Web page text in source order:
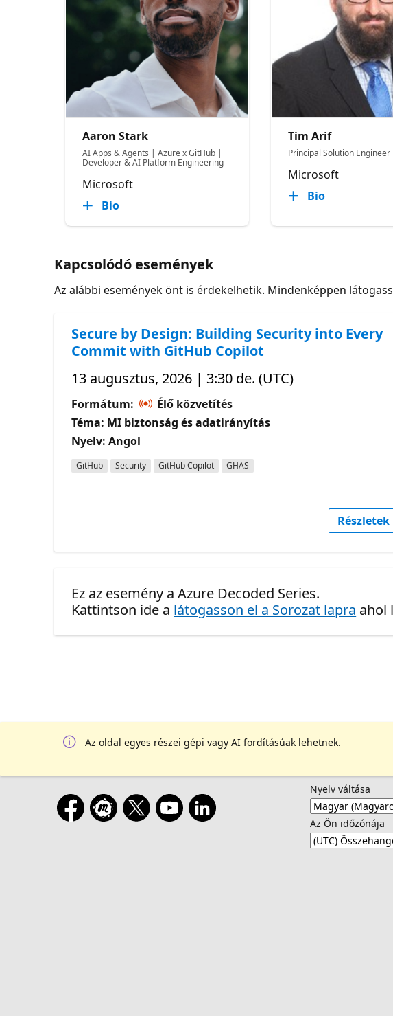
Aaron Stark
AI Apps & Agents | Azure x GitHub |
Developer & AI Platform Engineering
Microsoft
Bio
Tim Arif
Principal Solution Engineer
Microsoft
Bio
Kapcsolódó események
Az alábbi események önt is érdekelhetik. Mindenképpen
Secure by Design: Building Security into Every
Commit with GitHub Copilot
13 augusztus, 2026 | 3:30 de. (UTC)
Formátum:
Élő közvetítés
Téma: MI biztonság és adatirányítás
Nyelv: Angol
GitHub Security GitHub Copilot GHAS
Részletek
Ez az esemény a Azure Decoded Series.
Kattintson ide a látogasson el a Sorozat lapra ahol
Az oldal egyes részei gépi vagy AI fordításúak lehetnek.
Nyelv váltása
Az Ön időzónája